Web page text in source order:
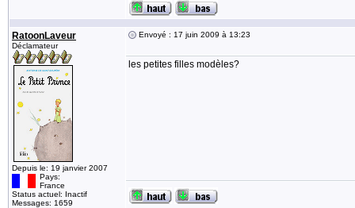
RatoonLaveur
Déclamateur
Depuis le: 19 janvier 2007
Pays:
France
Status actuel: Inactif
Messages: 1659
Envoyé : 17 juin 2009 à 13:23
les petites filles modèles?